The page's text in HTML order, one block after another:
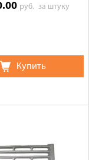
руб. за штуку
Купить